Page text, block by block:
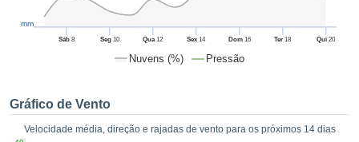
a
todos os
no
como
um perfil
Nuvens (%) Pressão
Sáb8 Seg10 Qua12 Sex 14 Dom16 Ter 18 Qui 20
mm
Gráfico de Vento
Velocidade média, direção e rajadas de vento para os próximos 14 dias